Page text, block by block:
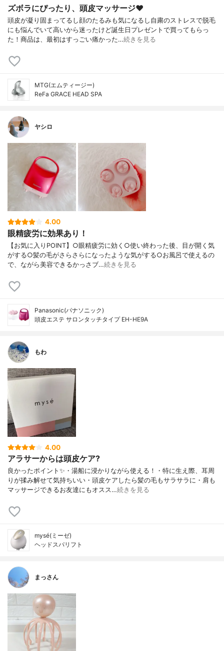
ズボラにぴったり、頭皮マッサージ❤︎
頭皮が凝り固まってるし顔のたるみも気になるし自粛のストレスで脱毛
にも悩んでいて高いから迷ったけど誕生日プレゼントで買ってもらっ
た！商品は、最初はすっごい痛かった…続きを見る
MTG(エムティージー)
ReFa GRACE HEAD SPA
ヤシロ
4.00
眼精疲労に効果あり！
【お気に入りPOINT】○眼精疲労に効く○使い終わった後、目が開く気
がする○髪の毛がさらさらになったような気がする○お風呂で使えるの
で、ながら美容できるかっさブ…続きを見る
Panasonic(パナソニック)
頭皮エステ サロンタッチタイプ EH-HE9A
もわ
4.00
アラサーからは頭皮ケア?
良かったポイント✨・湯船に浸かりながら使える！・特に生え際、耳周
りが揉み解せて気持ちいい・頭皮ケアしたら髪の毛もサラサラに・肩も
マッサージできるお友達にもオスス…続きを見る
mysé(ミーゼ)
ヘッドスパリフト
まっさん